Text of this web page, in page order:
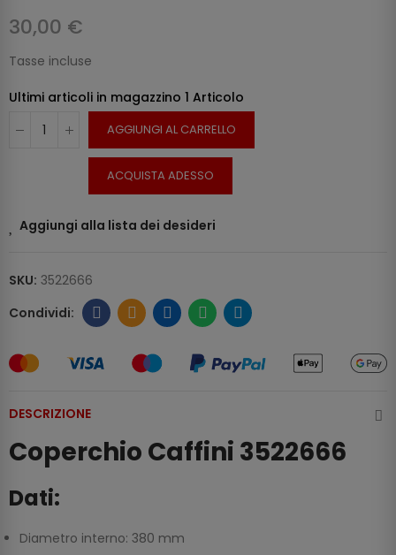
30,00 €
Tasse incluse
Ultimi articoli in magazzino 1 Articolo
AGGIUNGI AL CARRELLO
ACQUISTA ADESSO
Aggiungi alla lista dei desideri
SKU: 3522666
DESCRIZIONE
Coperchio Caffini 3522666
Dati:
Diametro interno: 380 mm